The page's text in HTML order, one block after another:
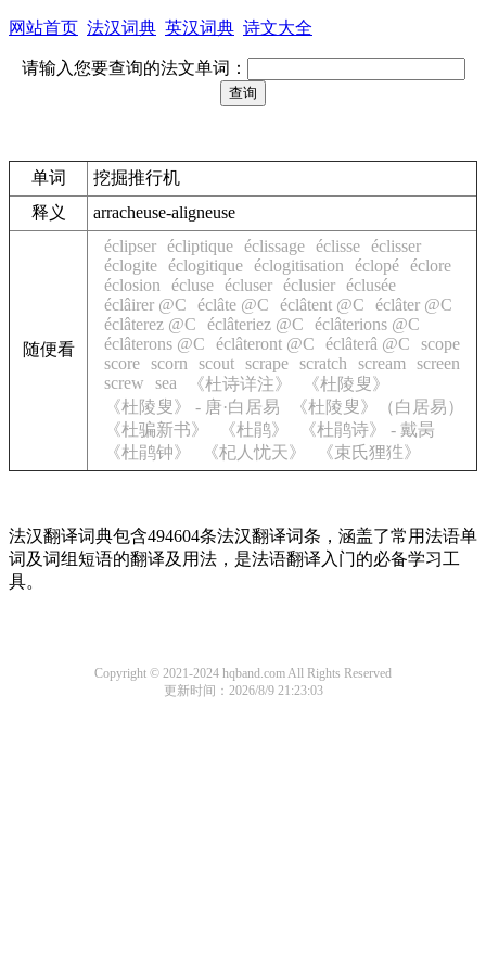
网站首页 法汉词典 英汉词典 诗文大全
请输入您要查询的法文单词：
单词
挖掘推行机
释义
arracheuse-aligneuse
随便看
éclipser écliptique éclissage éclisse éclisser
éclogite éclogitique éclogitisation éclopé éclore
éclosion
écluse écluser éclusier éclusée
éclâirer @C
éclâte @C éclâtent @C
éclâter @C
éclâterez @C
éclâteriez @C
éclâterions @C
éclâterons @C
éclâteront @C éclâterâ @C
scope
score scorn scout scrape scratch scream
screen
screw
sea 《杜诗详注》
《杜陵叟》
《杜陵叟》 - 唐·白居易
《杜陵叟》（白居易）
《杜骗新书》
《杜鹃》
《杜鹃诗》 - 戴昺
《杜鹃钟》
《杞人忧天》 《束氏狸狌》
法汉翻译词典包含494604条法汉翻译词条，涵盖了常用法语单
词及词组短语的翻译及用法，是法语翻译入门的必备学习工
具。
Copyright © 2021-2024 hqband.com All Rights Reserved
更新时间：2026/8/9 21:23:03